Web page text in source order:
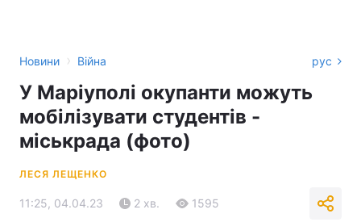
Новини › Війна рус
У Маріуполі окупанти можуть
мобілізувати студентів -
міськрада (фото)
ЛЕСЯ ЛЕЩЕНКО
11:25, 04.04.23 2 хв. 1595